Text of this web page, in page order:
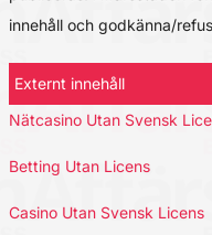
innehåll och godkänna/
Externt innehåll
Nätcasino Utan Svensk
Betting Utan Licens
Casino Utan Svensk Licens